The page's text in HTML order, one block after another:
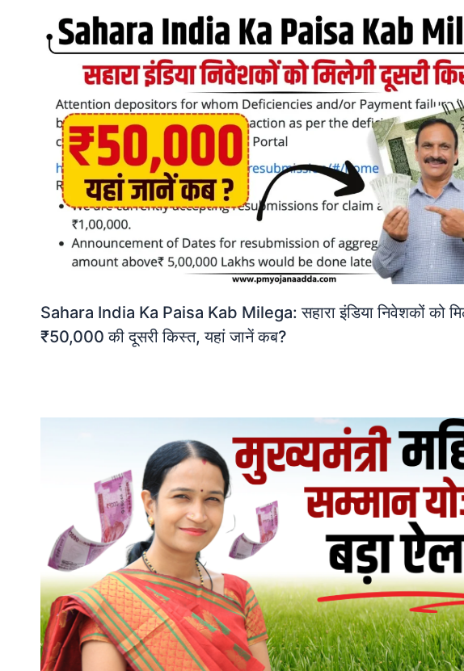
Sahara India Ka Paisa Kab Milega: सहारा इंडिया निवेशकों को
₹50,000 की दूसरी किस्त, यहां जानें कब?